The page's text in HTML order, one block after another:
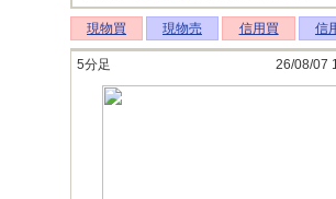
現物買 現物売 信用買 信
5分足 26/08/07